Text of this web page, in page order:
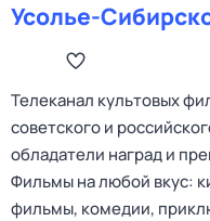
Усолье-
Телеканал культовых
советского и
обладатели наград и
Фильмы на любой вкус:
фильмы, комедии,